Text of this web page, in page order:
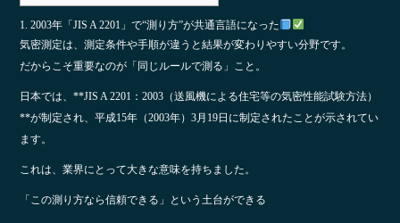
1. 2003年「JIS A 2201」で“測り方”が共通言語になった
気密測定は、測定条件や手順が違うと結果が変わりやすい分野です。
だからこそ重要なのが「同じルールで測る」こと。
日本では、**JIS A 2201：2003（送風機による住宅等の気密性能試験方法）
**が制定され、平成15年（2003年）3月19日に制定されたことが示されてい
ます。
これは、業界にとって大きな意味を持ちました。
「この測り方なら信頼できる」という土台ができる